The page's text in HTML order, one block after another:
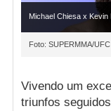
Michael Chiesa x Kevin
Foto: SUPERMMA/UFC
Vivendo um
triunfos